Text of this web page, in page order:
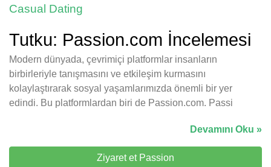
Casual Dating
Tutku: Passion.com İncelemesi
Modern dünyada, çevrimiçi platformlar insanların
birbirleriyle tanışmasını ve etkileşim kurmasını
kolaylaştırarak sosyal yaşamlarımızda önemli bir yer
edindi. Bu platformlardan biri de Passion.com. Passi
Devamını Oku »
Ziyaret et Passion